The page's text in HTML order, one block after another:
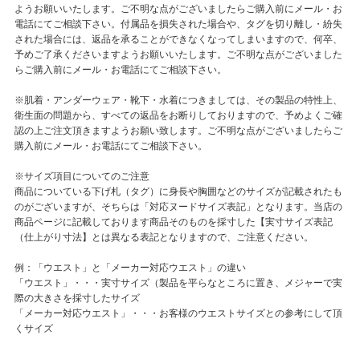
ようお願いいたします。ご不明な点がございましたらご購入前にメール・お
電話にてご相談下さい。付属品を損失された場合や、タグを切り離し・紛失
された場合には、返品を承ることができなくなってしまいますので、何卒、
予めご了承くださいますようお願いいたします。ご不明な点がございました
らご購入前にメール・お電話にてご相談下さい。
※肌着・アンダーウェア・靴下・水着につきましては、その製品の特性上、
衛生面の問題から、すべての返品をお断りしておりますので、予めよくご確
認の上ご注文頂きますようお願い致します。ご不明な点がございましたらご
購入前にメール・お電話にてご相談下さい。
※サイズ項目についてのご注意
商品についている下げ札（タグ）に身長や胸囲などのサイズが記載されたも
のがございますが、そちらは「対応ヌードサイズ表記」となります。当店の
商品ページに記載しております商品そのものを採寸した【実寸サイズ表記
（仕上がり寸法】とは異なる表記となりますので、ご注意ください。
例：「ウエスト」と「メーカー対応ウエスト」の違い
「ウエスト」・・・実寸サイズ（製品を平らなところに置き、メジャーで実
際の大きさを採寸したサイズ
「メーカー対応ウエスト」・・・お客様のウエストサイズとの参考にして頂
くサイズ